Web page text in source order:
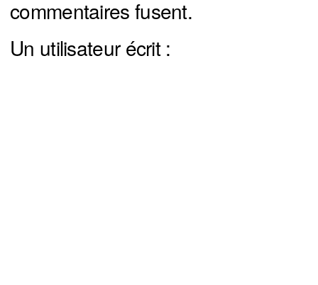
commentaires fusent.
Un utilisateur écrit :